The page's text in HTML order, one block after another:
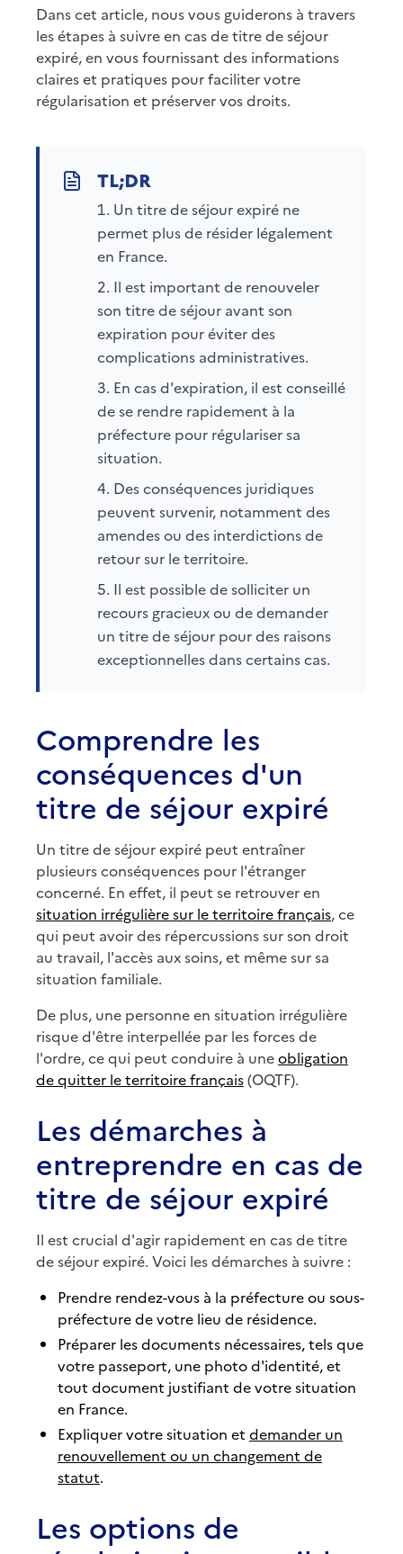
Dans cet article, nous vous guiderons à travers
les étapes à suivre en cas de titre de séjour
expiré, en vous fournissant des informations
claires et pratiques pour faciliter votre
régularisation et préserver vos droits.
Un titre de séjour expiré ne
permet plus de résider légalement
en France.
Il est important de renouveler
son titre de séjour avant son
expiration pour éviter des
complications administratives.
En cas d'expiration, il est conseillé
de se rendre rapidement à la
préfecture pour régulariser sa
situation.
Des conséquences juridiques
peuvent survenir, notamment des
amendes ou des interdictions de
retour sur le territoire.
Il est possible de solliciter un
recours gracieux ou de demander
un titre de séjour pour des raisons
exceptionnelles dans certains cas.
Comprendre les
conséquences d'un
titre de séjour expiré
Un titre de séjour expiré peut entraîner
plusieurs conséquences pour l'étranger
concerné. En effet, il peut se retrouver en
situation irrégulière sur le territoire français, ce
qui peut avoir des répercussions sur son droit
au travail, l'accès aux soins, et même sur sa
situation familiale.
De plus, une personne en situation irrégulière
risque d'être interpellée par les forces de
l'ordre, ce qui peut conduire à uneobligation
de quitter le territoire français(OQTF).
Les démarches à
entreprendre en cas de
titre de séjour expiré
Il est crucial d'agir rapidement en cas de titre
de séjour expiré. Voici les démarches à suivre :
Prendre rendez-vous à la préfecture ou sous-
préfecture de votre lieu de résidence.
Préparer les documents nécessaires, tels que
votre passeport, une photo d'identité, et
tout document justifiant de votre situation
en France.
Expliquer votre situation et demander un
renouvellement ou un changement de
statut.
Les options de